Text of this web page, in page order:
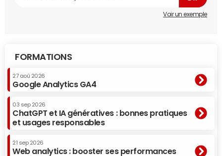
Voir un exemple
FORMATIONS
27 aoû 2026
Google Analytics GA4
03 sep 2026
ChatGPT et IA génératives : bonnes pratiques
et usages responsables
21 sep 2026
Web analytics : booster ses performances